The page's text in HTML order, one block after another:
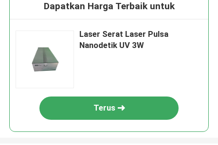
Dapatkan Harga Terbaik untuk
Laser Serat Laser Pulsa
Nanodetik UV 3W
Terus